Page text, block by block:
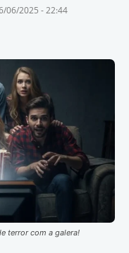
06/2025 - 22:44
terror com a galera!